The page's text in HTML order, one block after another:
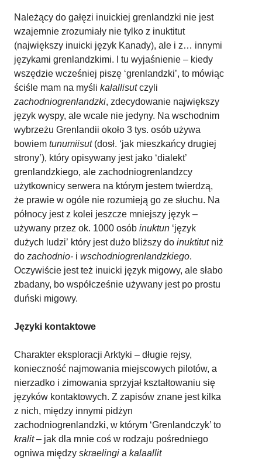
Należący do gałęzi inuickiej grenlandzki nie jest
wzajemnie zrozumiały nie tylko z inuktitut
(największy inuicki język Kanady), ale i z… innymi
językami grenlandzkimi. I tu wyjaśnienie – kiedy
wszędzie wcześniej piszę ‘grenlandzki’, to mówiąc
ściśle mam na myśli kalallisutczyli
zachodniogrenlandzki, zdecydowanie największy
język wyspy, ale wcale nie jedyny. Na wschodnim
wybrzeżu Grenlandii około 3 tys. osób używa
bowiem tunumiisut (dosł. ‘jak mieszkańcy drugiej
strony’), który opisywany jest jako ‘dialekt’
grenlandzkiego, ale zachodniogrenlandzcy
użytkownicy serwera na którym jestem twierdzą,
że prawie w ogóle nie rozumieją go ze słuchu. Na
północy jest z kolei jeszcze mniejszy język –
używany przez ok. 1000 osób inuktun ‘język
dużych ludzi’ który jest dużo bliższy do inuktitut niż
do zachodnio- i wschodniogrenlandzkiego.
Oczywiście jest też inuicki język migowy, ale słabo
zbadany, bo współcześnie używany jest po prostu
duński migowy.
Języki kontaktowe
Charakter eksploracji Arktyki – długie rejsy,
konieczność najmowania miejscowych pilotów, a
nierzadko i zimowania sprzyjał kształtowaniu się
języków kontaktowych. Z zapisów znane jest kilka
z nich, między innymi pidżyn
zachodniogrenlandzki, w którym ‘Grenlandczyk’ to
kralit– jak dla mnie coś w rodzaju pośredniego
ogniwa między skraelingi a kalaallit